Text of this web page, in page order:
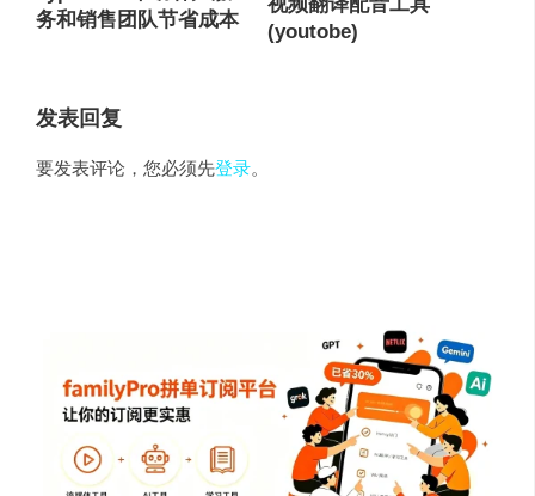
务和销售团队节省成本
视频翻译配音工具
(youtobe)
发表回复
要发表评论，您必须先登录。